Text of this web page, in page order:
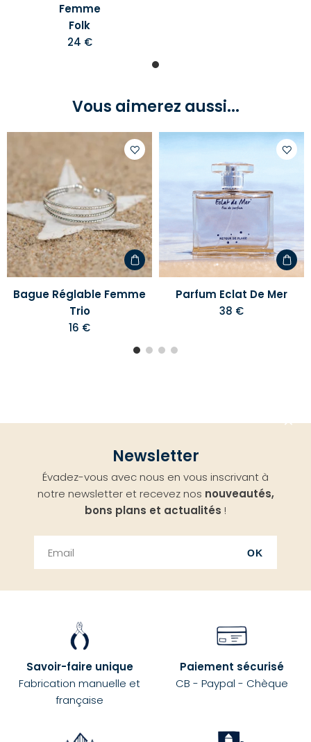
Femme
Folk
24 €
Vous aimerez aussi...
Ajouter
votre
liste
d'envies
Bague Réglable Femme
Trio
16 €
liste
Parfum Eclat De Mer
38 €
Newsletter
Évadez-vous avec nous en vous inscrivant à
notre newsletter et recevez nos nouveautés,
bons plans et actualités !
OK
Savoir-faire unique
Fabrication manuelle et
française
Paiement sécurisé
CB - Paypal - Chèque